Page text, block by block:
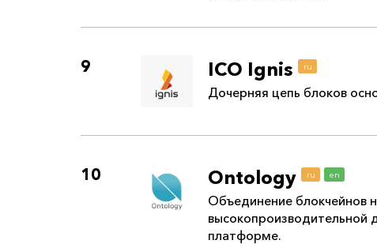
9 ICO Ignis ru
Дочерняя цепь блоков
10 Ontology ru en
Объединение блокчейнов
высокопроизводительной
платформе.